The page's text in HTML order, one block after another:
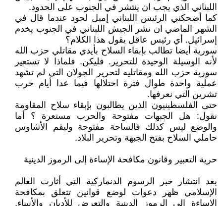
اللبناني الذي يجب ان ينتشر في الجنوب على الحدود.
كما أضحكني الرئيس اللبناني إميل لحود عندما قال في
الشهر الماضي ان نشر الجيش اللبناني في الجنوب يخدم
إسرائيل. أي رئيس عاقل يقول هذا الكلام؟
سورية أيضا تطالب بإبقاء السلاح بأيدي مقاتلي حزب الله
لأنه الوسيلة الوحيدة للتحرير. فليكن. فلماذا لا تستعير
سورية حزب الله ومقاتليه لتحرير الجولان التي لم تشهد
عملية واحدة طوال فترة احتلالها فيما عدا أيام حرب
تشرين التي نعرفها.
حتى الفلسطينيون الذين يطالبون بإبقاء سلاح المقاومة
نقول: هل الجبهات مفتوحة والحرب مستعرة ؟ أما
والوضع ليس كذلك فالساحة مفتوحة وليقم الأشاوس
حاملي السلاح بفتح الجبهة وتحرير البلاد.
حرية التعبير وقانون مكافحة الإساءة إلى الرموز الدينية
بعد انتشار خبر الرسوم الدنماركية التي أثارت العالم
الإسلامي ظهر دعوات لوضع قوانين تتعلق بمكافحة
الإساءة إلى الرموز الدينية والتعرض للأديان والأنبياء.